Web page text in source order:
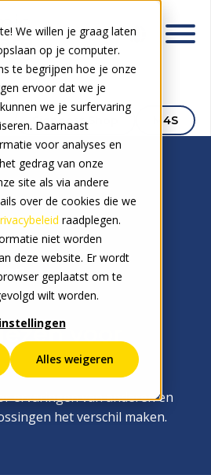
We willen je graag laten
op je computer.
te begrijpen hoe je onze
ervoor dat we je
we je surfervaring
Daarnaast
voor analyses en
gedrag van onze
site als via andere
over de cookies die we
raadplegen.
niet worden
deze website. Er wordt
geplaatst om te
wilt worden.
Alles weigeren
Signpost Shop M4S
voor
ervaringen van anderen en
het verschil maken.